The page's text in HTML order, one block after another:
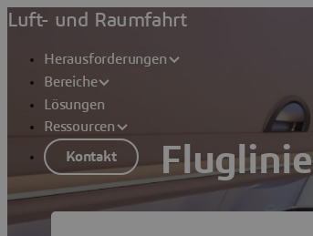
Luft- und Raumfahrt
Herausforderungen
Bereiche
Lösungen
Ressourcen
Kontakt